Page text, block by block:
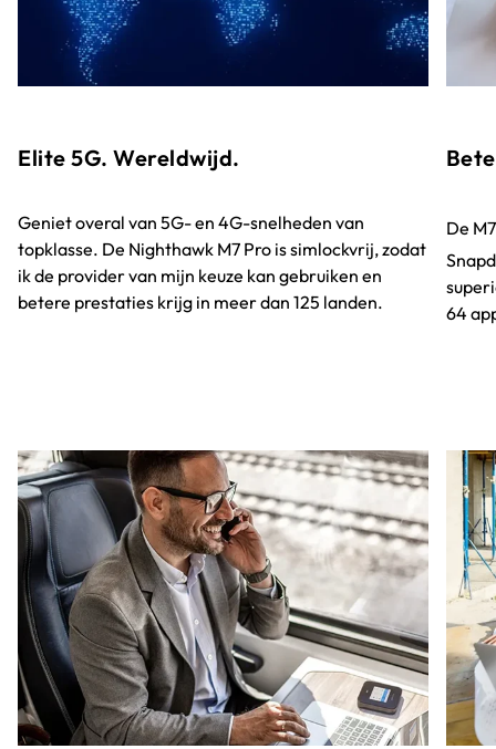
Elite 5G. Wereldwijd.
Geniet overal van 5G- en 4G-snelheden van
topklasse. De Nighthawk M7 Pro is simlockvrij, zodat
ik de provider van mijn keuze kan gebruiken en
betere prestaties krijg in meer dan 125 landen.
De
64